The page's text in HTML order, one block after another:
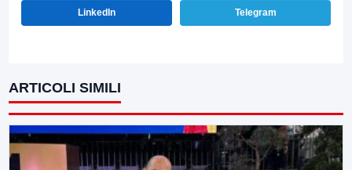
LinkedIn Telegram
ARTICOLI SIMILI